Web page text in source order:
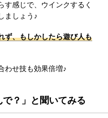
す感じで、ウインクするく
ましょう♪
ず、もしかしたら遊び人も
わせ技も効果倍増♪
？」と聞いてみる